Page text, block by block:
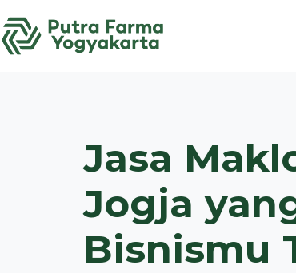
to
content
Jasa
Jogja
Bisnismu